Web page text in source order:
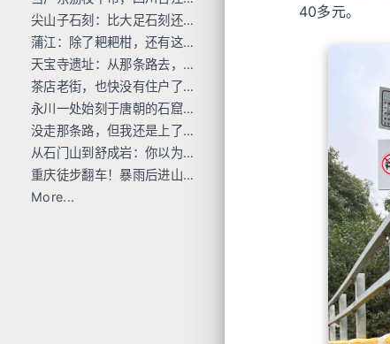
尖山子石刻：比大足石刻还早300年
蒲江：除了耙耙柑，还有这么多唐宋石刻
天宝寺遗址：从那条路去，过这座桥来
茶店老街，也快没有住户了...
永川一处始刻于唐朝的石窟，人不多 值得去
没走那条路，但我还是上了巴岳山
从石门山到舒成岩：你以为去过宝顶山就是全部的大足石刻了吗？
重庆徒步翻车！暴雨后进山，差点栽在这座小山里
More...
40多元。